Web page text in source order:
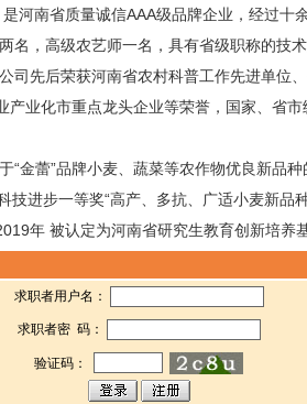
河南省质量诚信AAA级品牌企业，经过十
名，高级农艺师一名，具有省级职称的技
司先后荣获河南省农村科普工作先进单位
业化市重点龙头企业等荣誉，国家、省市
金蕾”品牌小麦、蔬菜等农作物优良新品种
技进步一等奖“高产、多抗、广适小麦新品
年 被认定为河南省研究生教育创新培养基
求职者用户名：
求职者密 码：
验证码：